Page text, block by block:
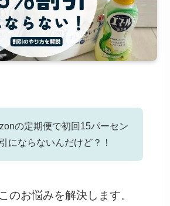
の定期便で初回15パーセン
にならないんだけど？！
のお悩みを解決します。